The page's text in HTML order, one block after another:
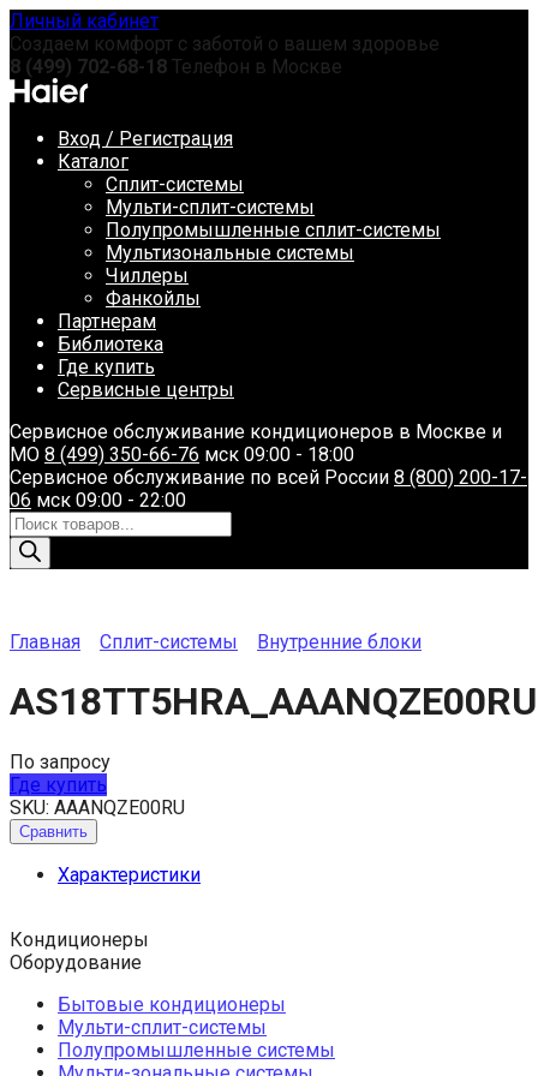
Перейти
к
содержанию
Личный кабинет
Создаем комфорт с заботой о вашем здоровье
8 (499) 702-68-18 Телефон в Москве
Вход / Регистрация
Каталог
Сплит-системы
Мульти-сплит-системы
Полупромышленные сплит-системы
Мультизональные системы
Чиллеры
Фанкойлы
Партнерам
Библиотека
Где купить
Сервисные центры
Сервисное обслуживание кондиционеров в Москве и
МО 8 (499) 350-66-76 мск 09:00 - 18:00
Сервисное обслуживание по всей России 8 (800) 200-17-
06 мск 09:00 - 22:00
Поиск
товаров
Главная Сплит-системы Внутренние блоки
AS18TT5HRA_AAANQZE00RU
По запросу
Где купить
SKU: AAANQZE00RU
Сравнить
Характеристики
Кондиционеры
Оборудование
Бытовые кондиционеры
Мульти-сплит-системы
Полупромышленные системы